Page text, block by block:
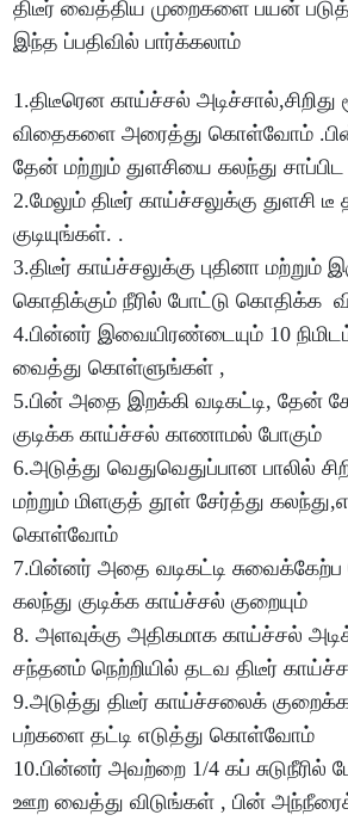
திடீர் வைத்திய முறைகளை பயன்
இந்த ப்பதிவில் பார்க்கலாம்
1.திடீரென காய்ச்சல் அடிச்சால்,சிறிது
விதைகளை அரைத்து கொள்வோம்
தேன் மற்றும் துளசியை கலந்து சாப்பிட
2.மேலும் திடீர் காய்ச்சலுக்கு துளசி டீ
குடியுங்கள். .
3.திடீர் காய்ச்சலுக்கு புதினா மற்றும்
கொதிக்கும் நீரில் போட்டு கொதிக்க
4.பின்னர் இவையிரண்டையும் 10
வைத்து கொள்ளுங்கள் ,
5.பின் அதை இறக்கி வடிகட்டி, தேன்
குடிக்க காய்ச்சல் காணாமல் போகும்
6.அடுத்து வெதுவெதுப்பான பாலில்
மற்றும் மிளகுத் தூள் சேர்த்து
கொள்வோம்
7.பின்னர் அதை வடிகட்டி
கலந்து குடிக்க காய்ச்சல் குறையும்
8. அளவுக்கு அதிகமாக காய்ச்சல்
சந்தனம் நெற்றியில் தடவ திடீர்
9.அடுத்து திடீர் காய்ச்சலைக்
பற்களை தட்டி எடுத்து கொள்வோம்
10.பின்னர் அவற்றை 1/4 கப் சுடுநீரில்
ஊற வைத்து விடுங்கள் , பின்